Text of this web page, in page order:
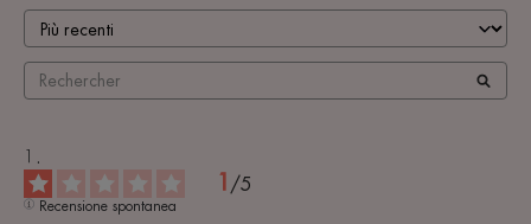
1 /5
Recensione spontanea